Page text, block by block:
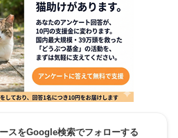
スをGoogle検索でフォローする